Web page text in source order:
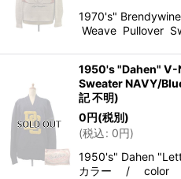
1970's"
Weave Pullover
1950's "Dahen" V-
Sweater NAVY/
記 不明)
0円(税別)
(税込: 0円)
1950's" Dahen
カラー / color